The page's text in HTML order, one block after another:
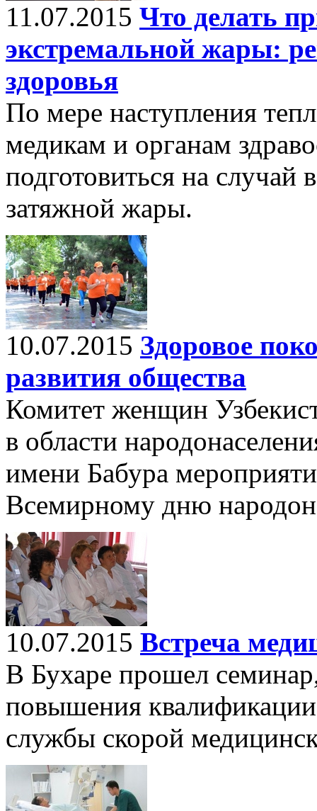
11.07.2015 Что делать
экстремальной жары:
здоровья
По мере наступления
медикам и органам
подготовиться на
затяжной жары.
10.07.2015 Здоровое
развития общества
Комитет женщин
в области
имени Бабура
Всемирному дню
10.07.2015 Встреча
В Бухаре прошел
повышения
службы скорой